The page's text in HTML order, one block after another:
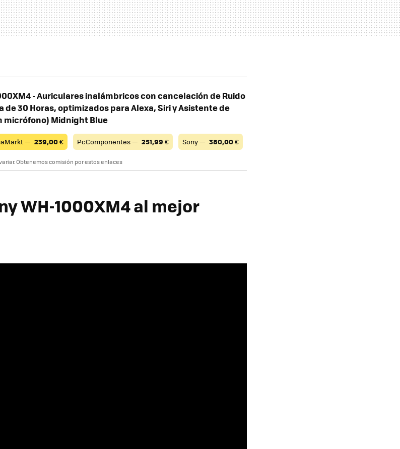
- Auriculares inalámbricos con cancelación de Ruido
de 30 Horas, optimizados para Alexa, Siri y Asistente de
micrófono) Midnight Blue
— 239,00€ PcComponentes — 251,99 € Sony — 380,00€
Obtenemos comisión por estos enlaces
WH-1000XM4 al mejor